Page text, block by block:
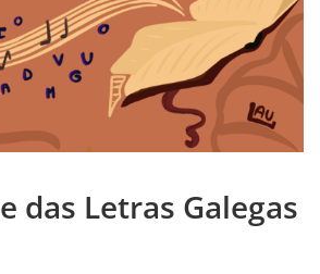
das Letras Galegas